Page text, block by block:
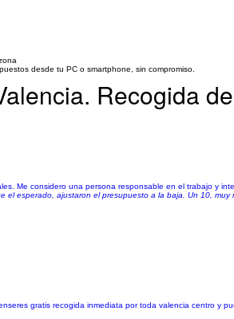
desde tu PC o smartphone, sin compromiso.
Recogida
Me considero una persona responsable en el trabajo y
el esperado, ajustaron el presupuesto a la baja. Un 10, muy
gratis recogida inmediata por toda valencia centro y